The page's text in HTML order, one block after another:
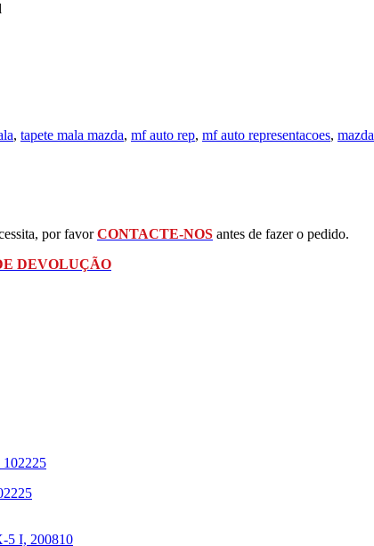
, tapete mala mazda, mf auto rep, mf auto representacoes, mazda
por favorCONTACTE-NOS antes de fazer o pedido.
DEVOLUÇÃO